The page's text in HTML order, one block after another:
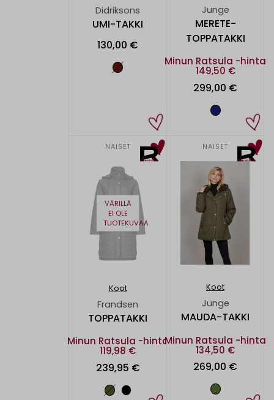
Didriksons
UMI-TAKKI
130,00 €
Junge
MERETE-
TOPPATAKKI
Minun Ratsula -hinta
149,50 €
299,00 €
NAISET
VÄRILLÄ
EI OLE
TUOTEKUVAA
Koot
Frandsen
TOPPATAKKI
Minun Ratsula -hinta
119,98 €
239,95 €
NAISET
Koot
Junge
MAUDA-TAKKI
Minun Ratsula -hinta
134,50 €
269,00 €